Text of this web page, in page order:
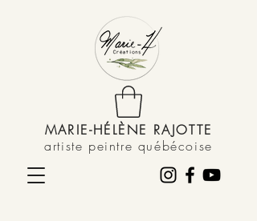
MARIE-HÉLÈNE RAJOTTE
artiste peintre québécoise